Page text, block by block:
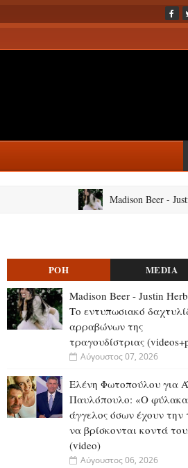
Madison Beer - Justin
ΡΟΗ MEDIA
Madison Beer - Justin
Το εντυπωσιακό
αρραβώνων της
τραγουδίστριας
Αύγουστος 07, 2026
Ελένη Φωτοπούλου για
Παυλόπουλο: «Ο
άγγελος όσων έχουν την
να βρίσκονται κοντά
(video)
Αύγουστος 06, 2026